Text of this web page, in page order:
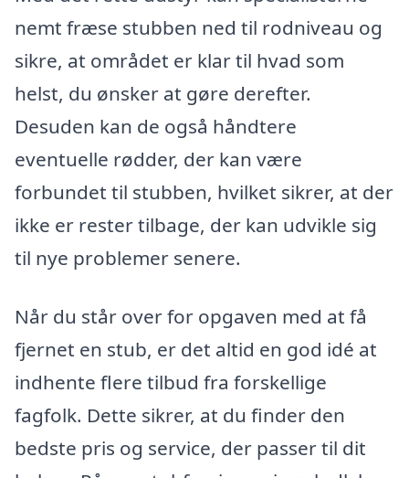
nemt fræse stubben ned til rodniveau og
sikre, at området er klar til hvad som
helst, du ønsker at gøre derefter.
Desuden kan de også håndtere
eventuelle rødder, der kan være
forbundet til stubben, hvilket sikrer, at der
ikke er rester tilbage, der kan udvikle sig
til nye problemer senere.
Når du står over for opgaven med at få
fjernet en stub, er det altid en god idé at
indhente flere tilbud fra forskellige
fagfolk. Dette sikrer, at du finder den
bedste pris og service, der passer til dit